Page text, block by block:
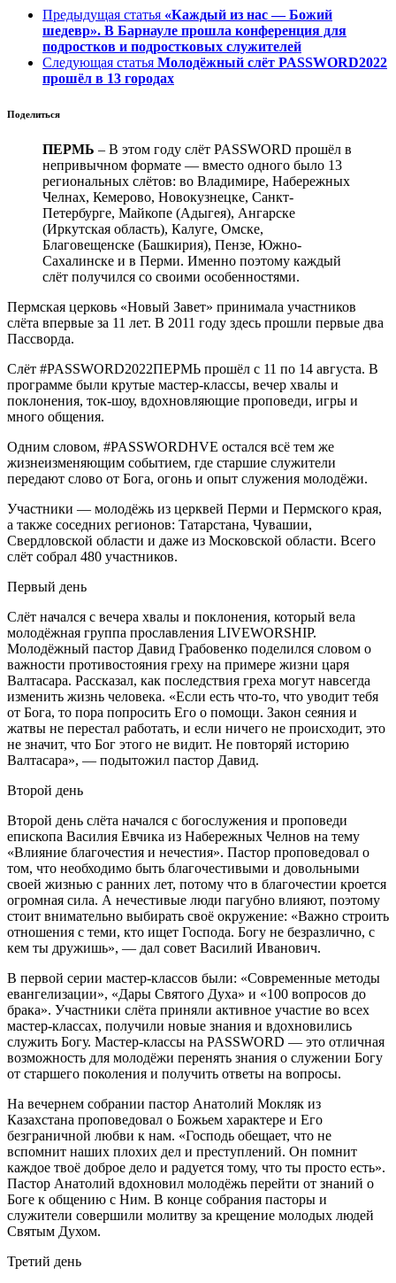
Предыдущая статья «Каждый из нас — Божий
шедевр». В Барнауле прошла конференция для
подростков и подростковых служителей
Следующая статья Молодёжный слёт PASSWORD2022
прошёл в 13 городах
Поделиться
ПЕРМЬ – В этом году слёт PASSWORD прошёл в
непривычном формате — вместо одного было 13
региональных слётов: во Владимире, Набережных
Челнах, Кемерово, Новокузнецке, Санкт-
Петербурге, Майкопе (Адыгея), Ангарске
(Иркутская область), Калуге, Омске,
Благовещенске (Башкирия), Пензе, Южно-
Сахалинске и в Перми. Именно поэтому каждый
слёт получился со своими особенностями.
Пермская церковь «Новый Завет» принимала участников
слёта впервые за 11 лет. В 2011 году здесь прошли первые два
Пассворда.
Слёт #PASSWORD2022ПЕРМЬ прошёл с 11 по 14 августа. В
программе были крутые мастер-классы, вечер хвалы и
поклонения, ток-шоу, вдохновляющие проповеди, игры и
много общения.
Одним словом, #PASSWORDHVE остался всё тем же
жизнеизменяющим cобытием, где старшие служители
передают слово от Бога, огонь и опыт служения молодёжи.
Участники — молодёжь из церквей Перми и Пермского края,
а также соседних регионов: Татарстана, Чувашии,
Свердловской области и даже из Московской области. Всего
слёт собрал 480 участников.
Первый день
Слёт начался с вечера хвалы и поклонения, который вела
молодёжная группа прославления LIVEWORSHIP.
Молодёжный пастор Давид Грабовенко поделился словом о
важности противостояния греху на примере жизни царя
Валтасара. Рассказал, как последствия греха могут навсегда
изменить жизнь человека. «Если есть что-то, что уводит тебя
от Бога, то пора попросить Его о помощи. Закон сеяния и
жатвы не перестал работать, и если ничего не происходит, это
не значит, что Бог этого не видит. Не повторяй историю
Валтасара», — подытожил пастор Давид.
Второй день
Второй день слёта начался с богослужения и проповеди
епископа Василия Евчика из Набережных Челнов на тему
«Влияние благочестия и нечестия». Пастор проповедовал о
том, что необходимо быть благочестивыми и довольными
своей жизнью с ранних лет, потому что в благочестии кроется
огромная сила. А нечестивые люди пагубно влияют, поэтому
стоит внимательно выбирать своё окружение: «Важно строить
отношения с теми, кто ищет Господа. Богу не безразлично, с
кем ты дружишь», — дал совет Василий Иванович.
В первой серии мастер-классов были: «Современные методы
евангелизации», «Дары Святого Духа» и «100 вопросов до
брака». Участники слёта приняли активное участие во всех
мастер-классах, получили новые знания и вдохновились
служить Богу. Мастер-классы на PASSWORD — это отличная
возможность для молодёжи перенять знания о служении Богу
от старшего поколения и получить ответы на вопросы.
На вечернем собрании пастор Анатолий Мокляк из
Казахстана проповедовал о Божьем характере и Его
безграничной любви к нам. «Господь обещает, что не
вспомнит наших плохих дел и преступлений. Он помнит
каждое твоё доброе дело и радуется тому, что ты просто есть».
Пастор Анатолий вдохновил молодёжь перейти от знаний о
Боге к общению с Ним. В конце собрания пасторы и
служители совершили молитву за крещение молодых людей
Святым Духом.
Третий день